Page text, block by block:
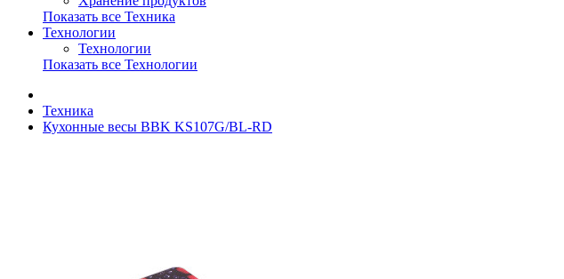
Показать все Техника
Технологии
Технологии
Показать все Технологии
Техника
Кухонные весы BBK KS107G/BL-RD